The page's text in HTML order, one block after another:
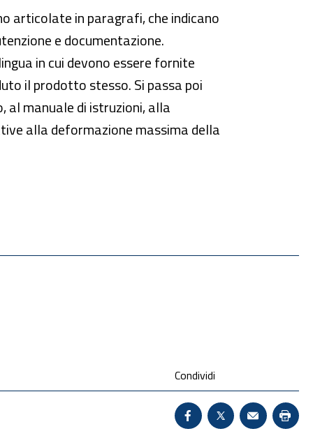
articolate in paragrafi, che indicano
e documentazione.
in cui devono essere fornite
il prodotto stesso. Si passa poi
al manuale di istruzioni, alla
alla deformazione massima della
Condividi
Condividi su
X - Sito esterno
Invio Mail: